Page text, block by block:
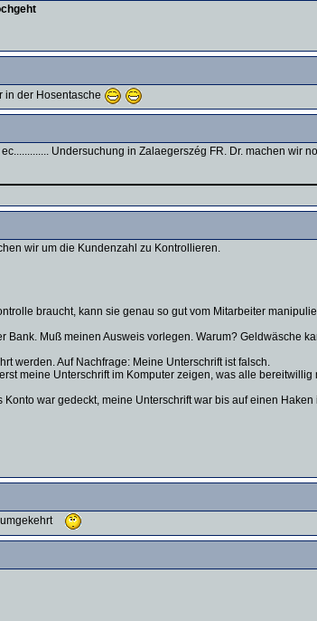
in der Hosentasche
Undersuchung in Zalaegerszég FR. Dr. machen
wir um die Kundenzahl zu Kontrollieren.
braucht, kann sie genau so gut vom Mitarbeiter
Bank. Muß meinen Ausweis vorlegen. Warum? Geldwäsche
werden. Auf Nachfrage: Meine Unterschrift ist falsch.
meine Unterschrift im Komputer zeigen, was alle
war gedeckt, meine Unterschrift war bis auf einen